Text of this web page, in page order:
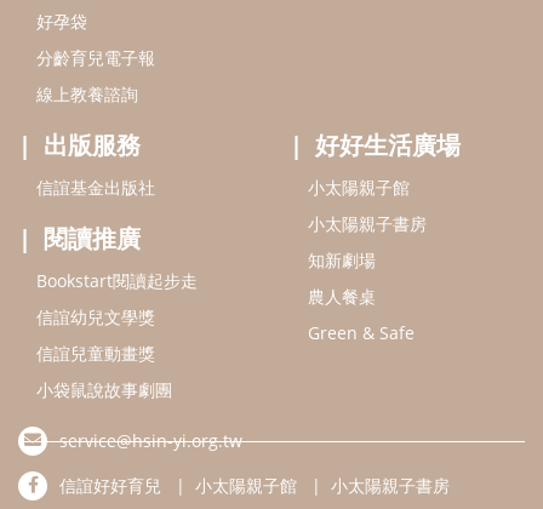
信誼幼兒文學獎
信誼兒童動畫獎
小袋鼠說故事劇團
service@hsin-yi.org.tw
信誼好好育兒
小太陽親子書房
(02)2396-5305轉2345 (週一～週五 9:00～18:00)
認識信誼 合作洽談 智慧財產權聲明
本網站建議使用IE9(含以上)或 Google Chrome 版本瀏覽器
信誼基金會/上誼文化實業股份有限公司 版權所有 ©